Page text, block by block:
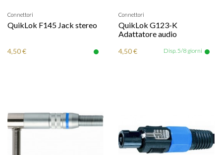
Connettori
QuikLok F145 Jack stereo
4,50 €
Connettori
QuikLok G123-K
Adattatore audio
4,50 € Disp. 5/8 giorni